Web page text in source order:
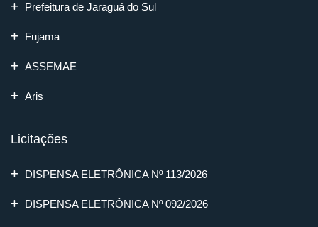
Prefeitura de Jaraguá do Sul
Fujama
ASSEMAE
Aris
Licitações
DISPENSA ELETRÔNICA Nº 113/2026
DISPENSA ELETRÔNICA Nº 092/2026